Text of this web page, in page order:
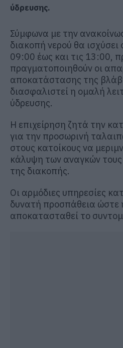
ύδρευσης.
Σύμφωνα με την
διακοπή νερού θα
09:00 έως και τις 13:00,
πραγματοποιηθούν οι
αποκατάστασης της
διασφαλιστεί η ομαλή
ύδρευσης.
Η επιχείρηση ζητά την
για την προσωρινή
στους κατοίκους να
κάλυψη των αναγκών
της διακοπής.
Οι αρμόδιες υπηρεσίες
δυνατή προσπάθεια ώστε
αποκατασταθεί το